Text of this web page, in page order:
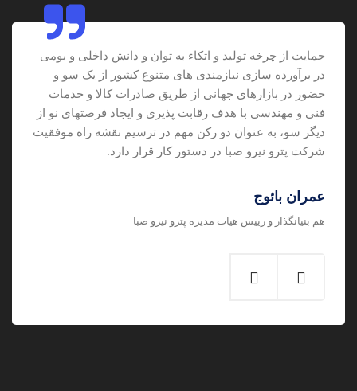
حمایت از چرخه تولید و اتکاء به توان و دانش داخلی و بومی
در برآورده سازی نیازمندی های متنوع کشور از یک سو و
حضور در بازارهای جهانی از طریق صادرات کالا و خدمات
فنی و مهندسی با هدف رقابت پذیری و ایجاد فرصتهای نو از
دیگر سو، به عنوان دو رکن مهم در ترسیم نقشه راه موفقیت
شرکت پترو نیرو صبا در دستور کار قرار دارد.
عمران بائوج
هم بنیانگذار و رییس هیات مدیره پترو نیرو صبا